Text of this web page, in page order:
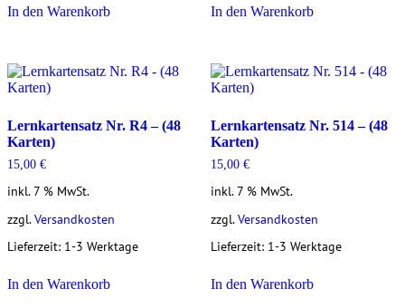
In den Warenkorb In den Warenkorb
Lernkartensatz Nr. R4 – (48
Karten)
15,00 €
inkl. 7 % MwSt.
zzgl.Versandkosten
Lieferzeit: 1-3 Werktage
In den Warenkorb
Lernkartensatz Nr. 514 – (48
Karten)
15,00 €
inkl. 7 % MwSt.
zzgl.Versandkosten
Lieferzeit: 1-3 Werktage
In den Warenkorb